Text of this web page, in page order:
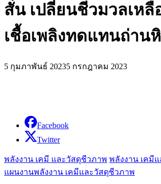
สั่น เปลี่ยนชีวมวลเหลื
เชื้อเพลิงทดแทนถ่า
5 กุมภาพันธ์ 20235 กรกฎาคม 2023
Facebook
Twitter
พลังงาน เคมี และวัสดุชีวภาพ พลังงาน เคมี
แผนงานพลังงาน เคมีและวัสดุชีวภาพ